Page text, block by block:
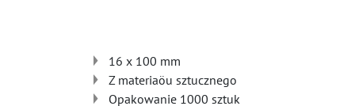
16 x 100 mm
Z materiaöu sztucznego
Opakowanie 1000 sztuk